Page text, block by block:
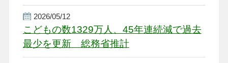
盤整備を促す
2026/05/12
こどもの数1329万人、45年連続減で過去
最少を更新 総務省推計